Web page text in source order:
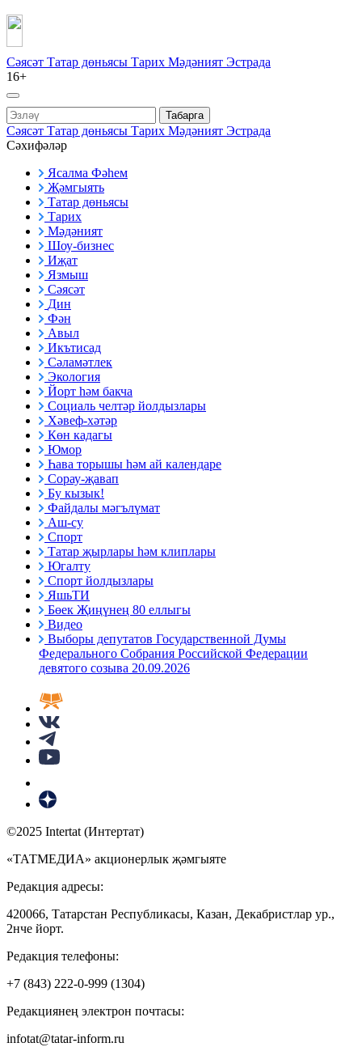
Сәясәт Татар дөньясы Тарих Мәдәният Эстрада
16+
Табарга
Сәясәт Татар дөньясы Тарих Мәдәният Эстрада
Сәхифәләр
Ясалма Фәһем
Җәмгыять
Татар дөньясы
Тарих
Мәдәният
Шоу-бизнес
Иҗат
Язмыш
Сәясәт
Дин
Фән
Авыл
Икътисад
Сәламәтлек
Экология
Йорт һәм бакча
Социаль челтәр йолдызлары
Хәвеф-хәтәр
Көн кадагы
Юмор
Һава торышы һәм ай календаре
Сорау-җавап
Бу кызык!
Файдалы мәгълүмат
Аш-су
Спорт
Татар җырлары һәм клиплары
Югалту
Спорт йолдызлары
ЯшьТИ
Бөек Җиңүнең 80 еллыгы
Видео
Выборы депутатов Государственной Думы
Федерального Собрания Российской Федерации
девятого созыва 20.09.2026
©2025 Intertat (Интертат)
«ТАТМЕДИА» акционерлык җәмгыяте
Редакция адресы:
420066, Татарстан Республикасы, Казан, Декабристлар ур.,
2нче йорт.
Редакция телефоны:
+7 (843) 222-0-999 (1304)
Редакциянең электрон почтасы:
infotat@tatar-inform.ru